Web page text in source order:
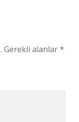
Gerekli alanlar*